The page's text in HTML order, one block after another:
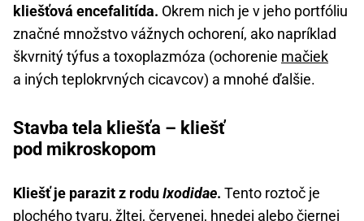
kliešťová encefalitída. Okrem nich je v jeho portfóliu
značné množstvo vážnych ochorení, ako napríklad
škvrnitý týfus a toxoplazmóza (ochorenie mačiek
a iných teplokrvných cicavcov) a mnohé ďalšie.
Stavba tela kliešťa – kliešť
pod mikroskopom
Kliešť je parazit z roduIxodidae. Tento roztoč je
plochého tvaru, žltej, červenej, hnedej alebo čiernej